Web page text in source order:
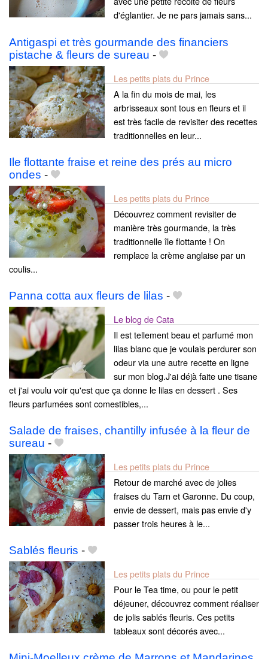
d'églantier. Je ne pars jamais sans...
Antigaspi et très gourmande des financiers
pistache & fleurs de sureau -
Les petits plats du Prince
A la fin du mois de mai, les
arbrisseaux sont tous en fleurs et il
est très facile de revisiter des recettes
traditionnelles en leur...
Ile flottante fraise et reine des prés au micro
ondes -
Les petits plats du Prince
Découvrez comment revisiter de
manière très gourmande, la très
traditionnelle île flottante ! On
remplace la crème anglaise par un
coulis...
Panna cotta aux fleurs de lilas -
Le blog de Cata
Il est tellement beau et parfumé mon
lilas blanc que je voulais perdurer son
odeur via une autre recette en ligne
sur mon blog.J'ai déjà faite une tisane
et j'ai voulu voir qu'est que ça donne le lilas en dessert . Ses
fleurs parfumées sont comestibles,...
Salade de fraises, chantilly infusée à la fleur de
sureau -
Les petits plats du Prince
Retour de marché avec de jolies
fraises du Tarn et Garonne. Du coup,
envie de dessert, mais pas envie d'y
passer trois heures à le...
Sablés fleuris -
Les petits plats du Prince
Pour le Tea time, ou pour le petit
déjeuner, découvrez comment réaliser
de jolis sablés fleuris. Ces petits
tableaux sont décorés avec...